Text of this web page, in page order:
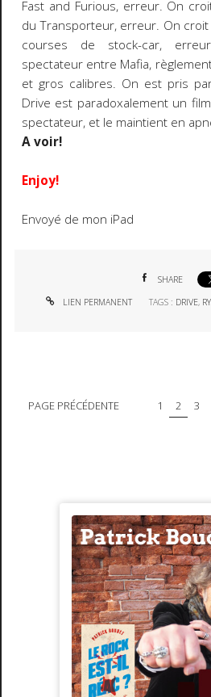
Fast and Furious, erreur. On
du Transporteur, erreur. On
courses de stock-car,
spectateur entre Mafia,
et gros calibres. On est pris
Drive est paradoxalement un
spectateur, et le maintient en
A voir!
Enjoy!
Envoyé de mon iPad
SHARE
LIEN PERMANENT TAGS : DRIVE,
PAGE PRÉCÉDENTE 1 2 3